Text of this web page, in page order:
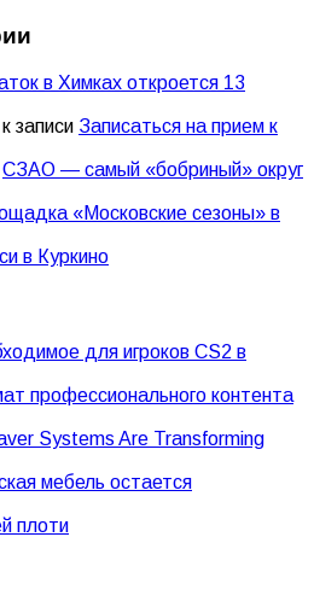
в Химках откроется 13
к записи Записаться на прием к
СЗАО — самый «бобриный» округ
«Московские сезоны» в
в Куркино
для игроков CS2 в
профессионального контента
Systems Are Transforming
мебель остается
плоти